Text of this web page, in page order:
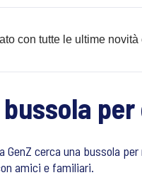
con tutte le ultime
GenZ cerca una bussola
amici e familiari.